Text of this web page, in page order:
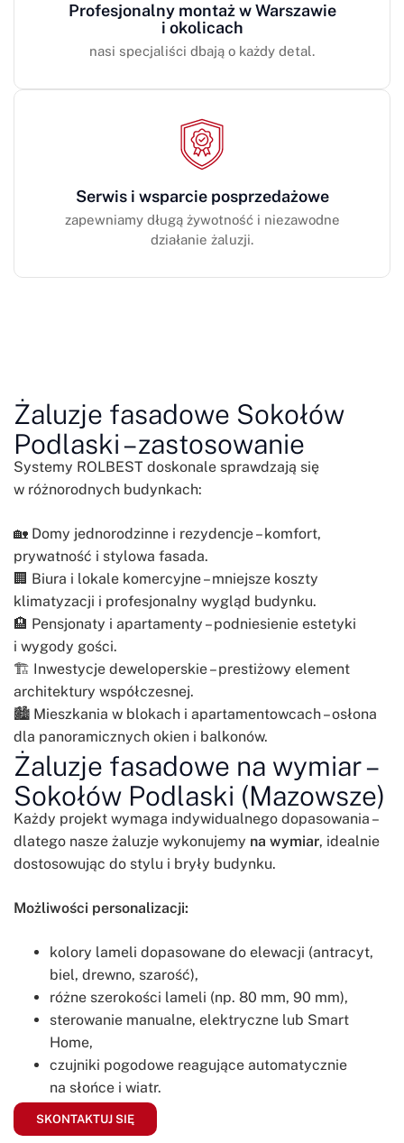
Profesjonalny montaż w Warszawie
i okolicach
nasi specjaliści dbają o każdy detal.
Serwis i wsparcie posprzedażowe
zapewniamy długą żywotność i niezawodne
działanie żaluzji.
Żaluzje fasadowe Sokołów
Podlaski – zastosowanie
Systemy ROLBEST doskonale sprawdzają się
w różnorodnych budynkach:
🏡 Domy jednorodzinne i rezydencje – komfort,
prywatność i stylowa fasada.
🏢 Biura i lokale komercyjne – mniejsze koszty
klimatyzacji i profesjonalny wygląd budynku.
🏨 Pensjonaty i apartamenty – podniesienie estetyki
i wygody gości.
🏗️ Inwestycje deweloperskie – prestiżowy element
architektury współczesnej.
🏙️ Mieszkania w blokach i apartamentowcach – osłona
dla panoramicznych okien i balkonów.
Żaluzje fasadowe na wymiar –
Sokołów Podlaski (Mazowsze)
Każdy projekt wymaga indywidualnego dopasowania –
dlatego nasze żaluzje wykonujemy na wymiar, idealnie
dostosowując do stylu i bryły budynku.
Możliwości personalizacji:
kolory lameli dopasowane do elewacji (antracyt,
biel, drewno, szarość),
różne szerokości lameli (np. 80 mm, 90 mm),
sterowanie manualne, elektryczne lub Smart
Home,
czujniki pogodowe reagujące automatycznie
na słońce i wiatr.
SKONTAKTUJ SIĘ